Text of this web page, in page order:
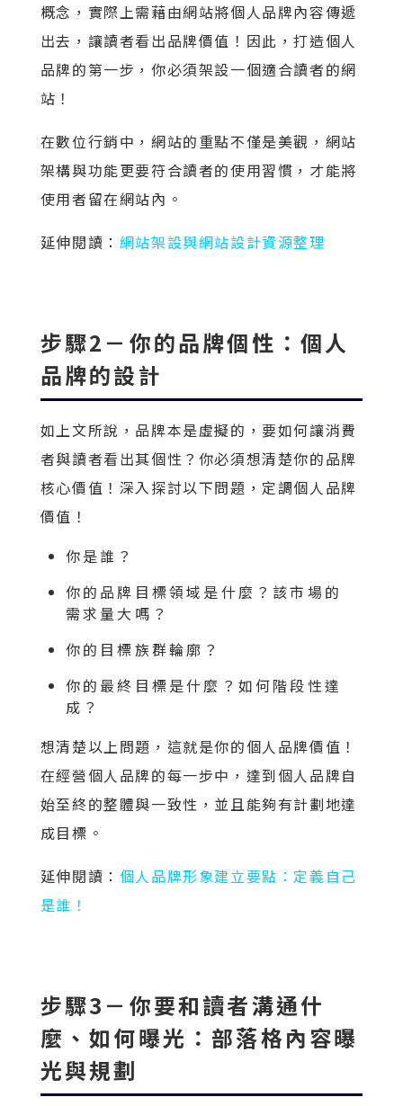
概念，實際上需藉由網站將個人品牌內容傳遞
出去，讓讀者看出品牌價值！因此，打造個人
品牌的第一步，你必須架設一個適合讀者的網
站！
在數位行銷中，網站的重點不僅是美觀，網站
架構與功能更要符合讀者的使用習慣，才能將
使用者留在網站內。
延伸閱讀： 網站架設與網站設計資源整理
步驟2－你的品牌個性：個人
品牌的設計
如上文所說，品牌本是虛擬的，要如何讓消費
者與讀者看出其個性？你必須想清楚你的品牌
核心價值！深入探討以下問題，定調個人品牌
價值！
你是誰？
你的品牌目標領域是什麼？該市場的
需求量大嗎？
你的目標族群輪廓？
你的最終目標是什麼？如何階段性達
成？
想清楚以上問題，這就是你的個人品牌價值！
在經營個人品牌的每一步中，達到個人品牌自
始至終的整體與一致性，並且能夠有計劃地達
成目標。
延伸閱讀： 個人品牌形象建立要點：定義自己
是誰！
步驟3－你要和讀者溝通什
麼、如何曝光：部落格內容曝
光與規劃